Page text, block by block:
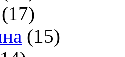
(17)
(15)